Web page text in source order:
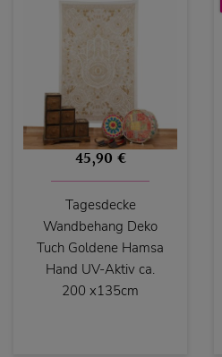
45,90 €
Tagesdecke
Wandbehang Deko
Tuch Goldene Hamsa
Hand UV-Aktiv ca.
200 x135cm